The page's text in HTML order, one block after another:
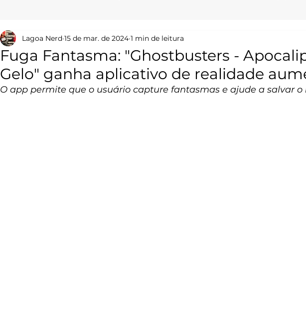
Fuga Fantasma: "Ghostbusters -
Gelo" ganha aplicativo de realidade
Lagoa Nerd 15 de mar. de 2024 1 min de leitura
O app permite que o usuário capture fantasmas e ajude a salvar